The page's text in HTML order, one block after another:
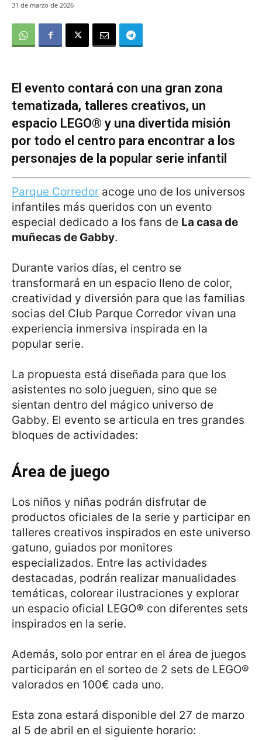
31 de marzo de 2026
El evento contará con una gran zona
tematizada, talleres creativos, un
espacio LEGO® y una divertida misión
por todo el centro para encontrar a los
personajes de la popular serie infantil
Parque Corredor acoge uno de los universos
infantiles más queridos con un evento
especial dedicado a los fans de La casa de
muñecas de Gabby.
Durante varios días, el centro se
transformará en un espacio lleno de color,
creatividad y diversión para que las familias
socias del Club Parque Corredor vivan una
experiencia inmersiva inspirada en la
popular serie.
La propuesta está diseñada para que los
asistentes no solo jueguen, sino que se
sientan dentro del mágico universo de
Gabby. El evento se articula en tres grandes
bloques de actividades:
Área de juego
Los niños y niñas podrán disfrutar de
productos oficiales de la serie y participar en
talleres creativos inspirados en este universo
gatuno, guiados por monitores
especializados. Entre las actividades
destacadas, podrán realizar manualidades
temáticas, colorear ilustraciones y explorar
un espacio oficial LEGO® con diferentes sets
inspirados en la serie.
Además, solo por entrar en el área de juegos
participarán en el sorteo de 2 sets de LEGO®
valorados en 100€ cada uno.
Esta zona estará disponible del 27 de marzo
al 5 de abril en el siguiente horario: